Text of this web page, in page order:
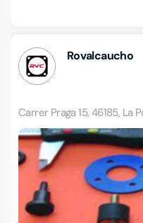
Rovalcaucho
Carrer Praga 15, 46185, La